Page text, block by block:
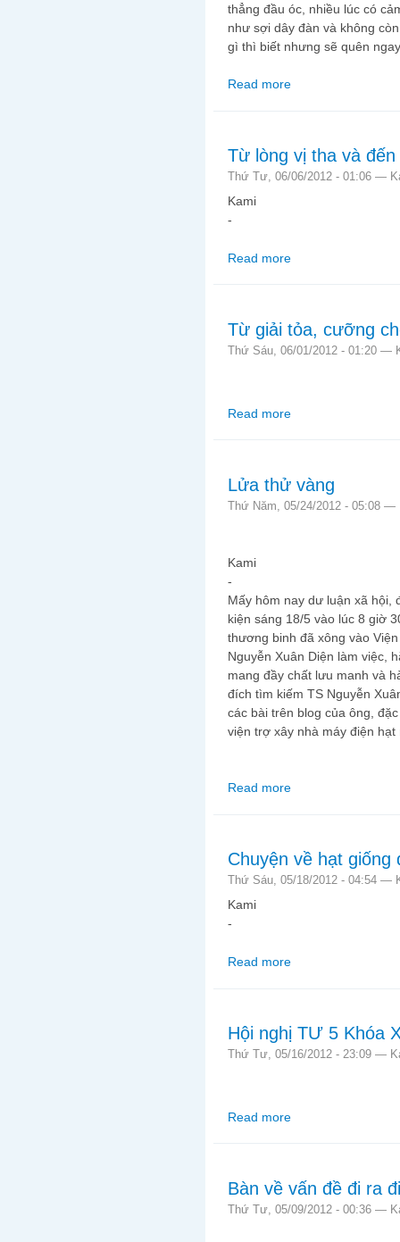
thẳng đầu óc, nhiều lúc có
như sợi dây đàn và không
gì thì biết nhưng sẽ quên
Read more
Từ lòng vị tha và
Thứ Tư, 06/06/2012 - 01:06 —
Kami
-
Read more
Từ giải tỏa, cưỡng
Thứ Sáu, 06/01/2012 - 01:20 —
Read more
Lửa thử vàng
Thứ Năm, 05/24/2012 - 05:08 —
Kami
-
Mấy hôm nay dư luận xã hội,
kiện sáng 18/5 vào lúc 8 giờ
thương binh đã xông vào
Nguyễn Xuân Diện làm việc,
mang đầy chất lưu manh và
đích tìm kiếm TS Nguyễn
các bài trên blog của ông,
viện trợ xây nhà máy điện hạt
Read more
Chuyện về hạt giống
Thứ Sáu, 05/18/2012 - 04:54 —
Kami
-
Read more
Hội nghị TƯ 5 Khóa
Thứ Tư, 05/16/2012 - 23:09 —
Read more
Bàn về vấn đề đi ra
Thứ Tư, 05/09/2012 - 00:36 —